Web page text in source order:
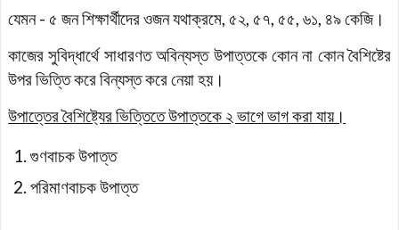
যেমন - ৫ জন শিক্ষার্থীদের ওজন যথাক্রমে, ৫২, ৫৭, ৫৫, ৬১, ৪৯ কেজি।
কাজের সুবিদ্ধার্থে সাধারণত অবিন্যস্ত উপাত্তকে কোন না কোন বৈশিষ্টের
উপর ভিত্তি করে বিন্যস্ত করে নেয়া হয়।
উপাত্তের বৈশিষ্ট্যের ভিত্তিতে উপাত্তকে ২ ভাগে ভাগ করা যায়।
গুণবাচক উপাত্ত
পরিমাণবাচক উপাত্ত